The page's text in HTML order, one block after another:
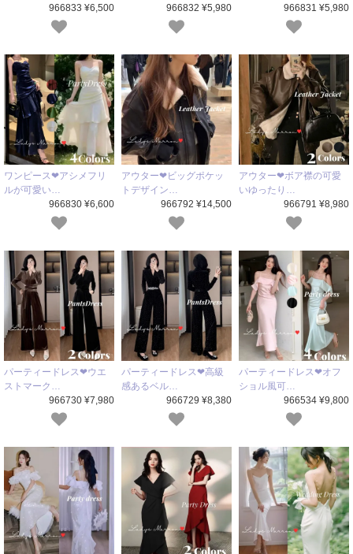
966833 ¥6,500
966832 ¥5,980
966831 ¥5,980
ワンピース❤アシメフリ
ルが可愛い…
966830 ¥6,600
アウター❤ビッグポケッ
トデザイン…
966792 ¥14,500
アウター❤ボア襟の可愛
いゆったり…
966791 ¥8,980
パーティードレス❤ウエ
ストマーク…
966730 ¥7,980
パーティードレス❤高級
感あるベル…
966729 ¥8,380
パーティードレス❤オフ
ショル風可…
966534 ¥9,800